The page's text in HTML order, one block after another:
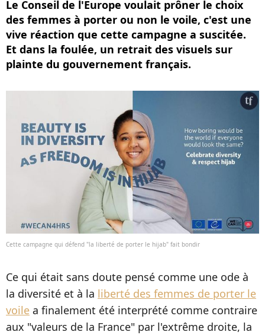
Le Conseil de l'Europe voulait prôner le choix
des femmes à porter ou non le voile, c'est une
vive réaction que cette campagne a suscitée.
Et dans la foulée, un retrait des visuels sur
plainte du gouvernement français.
Cette campagne qui défend "la liberté de porter le hijab" fait bondir
Ce qui était sans doute pensé comme une ode à
la diversité et à la liberté des femmes de porter le
voile a finalement été interprété comme contraire
aux "valeurs de la France" par l'extrême droite, la